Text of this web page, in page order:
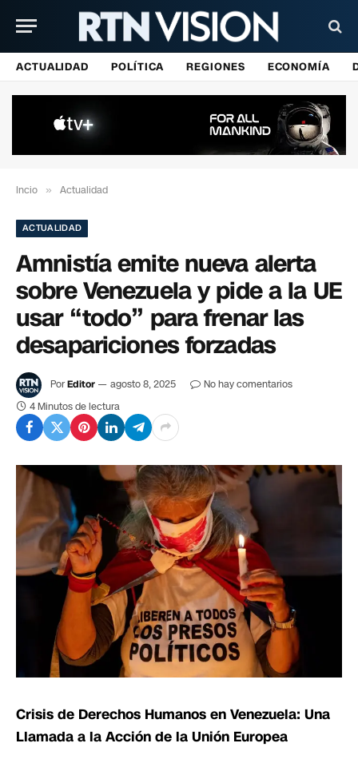
ACTUALIDAD POLÍTICA REGIONES ECONOMÍA
Incio » Actualidad
ACTUALIDAD
Amnistía emite nueva alerta
sobre Venezuela y pide a la UE
usar “todo” para frenar las
desapariciones forzadas
PorEditor agosto 8, 2025
No hay comentarios
4 Minutos de lectura
Crisis de Derechos Humanos en Venezuela: Una
Llamada a la Acción de la Unión Europea